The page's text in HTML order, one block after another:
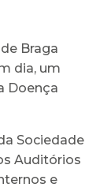
Braga
dia, um
Doença
Sociedade
Auditórios
e